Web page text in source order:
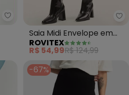
Rosalie - Saia (Rosê) em Sarja
Saia Midi Envelope em
Malhão (Marrom)
ROVITEX
R$ 54,99R$ 124,99
-67%